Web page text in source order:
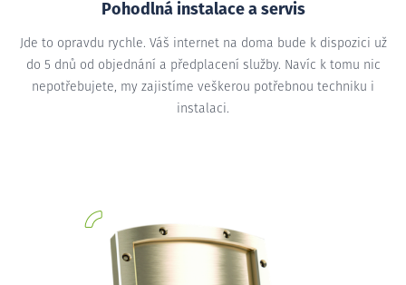
Pohodlná instalace a servis
Jde to opravdu rychle. Váš internet na doma bude k dispozici už
do 5 dnů od objednání a předplacení služby. Navíc k tomu nic
nepotřebujete, my zajistíme veškerou potřebnou techniku i
instalaci.